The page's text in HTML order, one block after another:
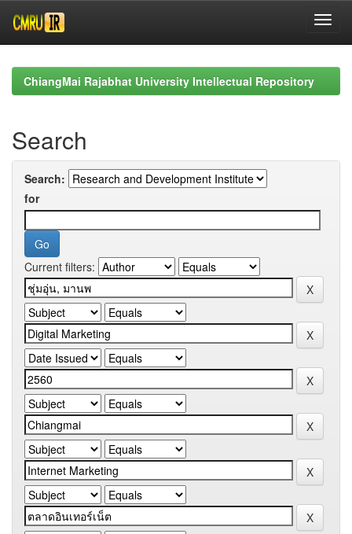
navigationChiangMai Rajabhat University Intellectual Repository
Search
Search:
for
Current filters: